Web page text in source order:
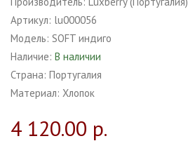
Артикул: lu000056
Модель: SOFT индиго
Наличие: В наличии
Страна: Португалия
Материал: Хлопок
4 120.00 р.